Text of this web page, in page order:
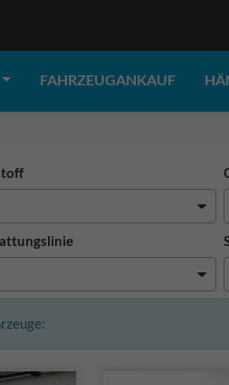
FAHRZEUGANKAUF